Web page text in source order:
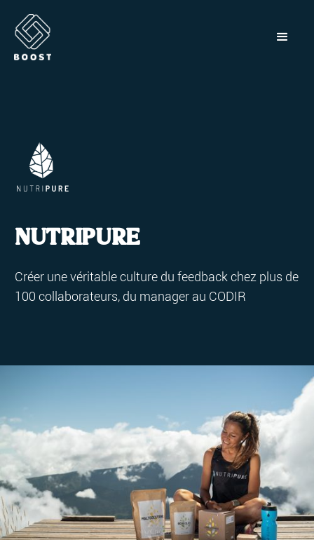
NUTRIPURE
Créer une véritable culture du feedback chez plus de
100 collaborateurs, du manager au CODIR